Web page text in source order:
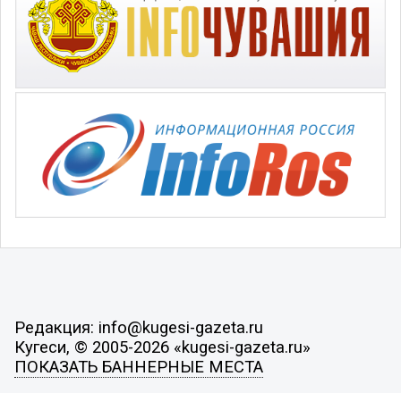
Редакция: info@kugesi-gazeta.ru
Кугеси, © 2005-2026 «kugesi-gazeta.ru»
ПОКАЗАТЬ БАННЕРНЫЕ МЕСТА